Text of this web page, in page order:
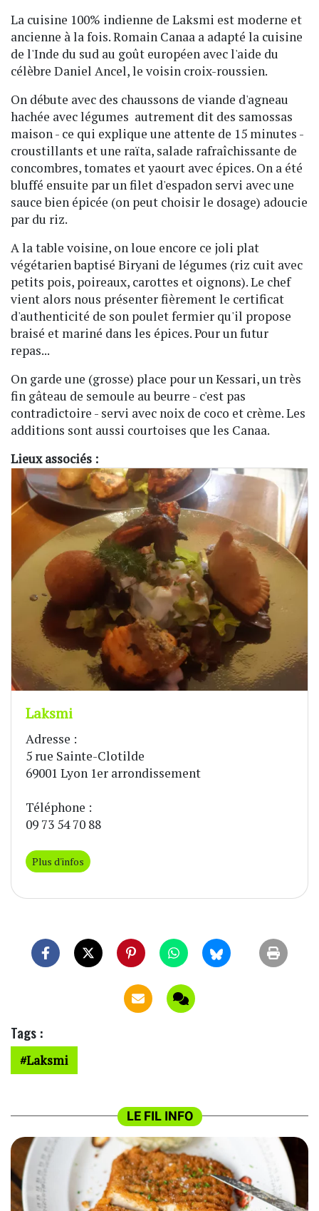
La cuisine 100% indienne de Laksmi est moderne et
ancienne à la fois. Romain Canaa a adapté la cuisine
de l'Inde du sud au goût européen avec l'aide du
célèbre Daniel Ancel, le voisin croix-roussien.
On débute avec des chaussons de viande d'agneau
hachée avec légumes autrement dit des samossas
maison - ce qui explique une attente de 15 minutes -
croustillants et une raïta, salade rafraîchissante de
concombres, tomates et yaourt avec épices. On a été
bluffé ensuite par un filet d'espadon servi avec une
sauce bien épicée (on peut choisir le dosage) adoucie
par du riz.
A la table voisine, on loue encore ce joli plat
végétarien baptisé Biryani de légumes (riz cuit avec
petits pois, poireaux, carottes et oignons). Le chef
vient alors nous présenter fièrement le certificat
d'authenticité de son poulet fermier qu'il propose
braisé et mariné dans les épices. Pour un futur
repas...
On garde une (grosse) place pour un Kessari, un très
fin gâteau de semoule au beurre - c'est pas
contradictoire - servi avec noix de coco et crème. Les
additions sont aussi courtoises que les Canaa.
Lieux associés :
Laksmi
Adresse :
5 rue Sainte-Clotilde
69001 Lyon 1er arrondissement
Téléphone :
09 73 54 70 88
Plus d'infos
Tags :
Laksmi
LE FIL INFO